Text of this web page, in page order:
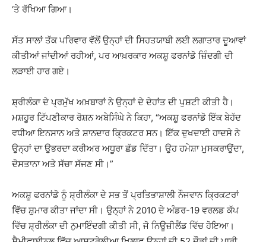
‘ਤੇ ਰੱਖਿਆ ਗਿਆ।
ਸੱਤ ਸਾਲਾਂ ਤੱਕ ਪਰਿਵਾਰ ਵੱਲੋਂ ਉਨ੍ਹਾਂ ਦੀ ਸਿਹਤਯਾਬੀ ਲਈ ਲਗਾਤਾਰ ਦੂਆਵਾਂ
ਕੀਤੀਆਂ ਜਾਂਦੀਆਂ ਰਹੀਆਂ, ਪਰ ਆਖ਼ਰਕਾਰ ਅਕਸ਼ੂ ਫਰਨਾਂਡੋ ਜ਼ਿੰਦਗੀ ਦੀ
ਲੜਾਈ ਹਾਰ ਗਏ।
ਸ਼੍ਰੀਲੰਕਾ ਦੇ ਪ੍ਰਮੁੱਖ ਅਖ਼ਬਾਰਾਂ ਨੇ ਉਨ੍ਹਾਂ ਦੇ ਦੇਹਾਂਤ ਦੀ ਪੁਸ਼ਟੀ ਕੀਤੀ ਹੈ।
ਮਸ਼ਹੂਰ ਟਿੱਪਣੀਕਾਰ ਰੋਸ਼ਨ ਅਬੇਸਿੰਘੇ ਨੇ ਕਿਹਾ, “ਅਕਸ਼ੂ ਫਰਨਾਂਡੋ ਇੱਕ ਬੇਹੱਦ
ਵਧੀਆ ਇਨਸਾਨ ਅਤੇ ਸ਼ਾਨਦਾਰ ਕ੍ਰਿਕਟਰ ਸਨ। ਇੱਕ ਦੁਖਦਾਈ ਹਾਦਸੇ ਨੇ
ਉਨ੍ਹਾਂ ਦਾ ਉਭਰਦਾ ਕਰੀਅਰ ਅਧੂਰਾ ਛੱਡ ਦਿੱਤਾ। ਉਹ ਹਮੇਸ਼ਾ ਮੁਸਕਰਾਉਂਦਾ,
ਦੋਸਤਾਨਾ ਅਤੇ ਸੱਚਾ ਸੱਜਣ ਸੀ।”
ਅਕਸ਼ੂ ਫਰਨਾਂਡੋ ਨੂੰ ਸ਼੍ਰੀਲੰਕਾ ਦੇ ਸਭ ਤੋਂ ਪ੍ਰਤਿਭਾਸ਼ਾਲੀ ਨੌਜਵਾਨ ਕ੍ਰਿਕਟਰਾਂ
ਵਿੱਚ ਸ਼ੁਮਾਰ ਕੀਤਾ ਜਾਂਦਾ ਸੀ। ਉਨ੍ਹਾਂ ਨੇ 2010 ਦੇ ਅੰਡਰ-19 ਵਰਲਡ ਕੱਪ
ਵਿੱਚ ਸ਼੍ਰੀਲੰਕਾ ਦੀ ਨੁਮਾਇੰਦਗੀ ਕੀਤੀ ਸੀ, ਜੋ ਨਿਊਜ਼ੀਲੈਂਡ ਵਿੱਚ ਹੋਇਆ।